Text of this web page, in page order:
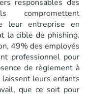
responsables des
leur entreprise en
la cible de phishing.
49% des employés
professionnel pour
de règlement à
leurs enfants
que ce soit pour